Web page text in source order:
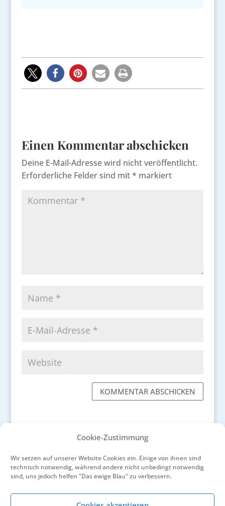
Cookie-Zustimmung
Wir setzen auf unserer Website Cookies ein. Einige von ihnen sind
technisch notwendig, während andere nicht unbedingt notwendig
sind, uns jedoch helfen "Das ewige Blau" zu verbessern.
Einen Kommentar abschicken
Deine E-Mail-Adresse wird nicht veröffentlicht.
Erforderliche Felder sind mit* markiert
KOMMENTAR ABSCHICKEN
←Manfred Hammes begibt sich auf den Spuren
der Literaten und Maler „Durch den Süden
Wilde Kräuter und ein Spaziergang am Meer